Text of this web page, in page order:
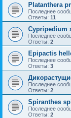
Platanthera
Последнее
Ответы: 11
Cypripedium
Последнее
Ответы: 2
Epipactis
Последнее
Ответы: 3
Последнее
Ответы: 2
Spiranthes
Последнее
Ответы: 2